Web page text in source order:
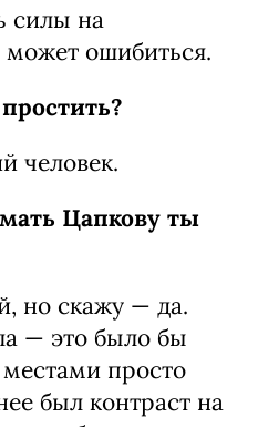
силы на
ошибиться.
человек.
Цапкову ты
но скажу — да.
— это было бы
просто
был контраст на